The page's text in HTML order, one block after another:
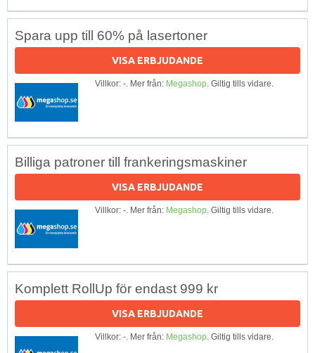
Spara upp till 60% på lasertoner
VISA ERBJUDANDE
Villkor: -. Mer från: Megashop. Giltig tills vidare.
Billiga patroner till frankeringsmaskiner
VISA ERBJUDANDE
Villkor: -. Mer från: Megashop. Giltig tills vidare.
Komplett RollUp för endast 999 kr
VISA ERBJUDANDE
Villkor: -. Mer från: Megashop. Giltig tills vidare.